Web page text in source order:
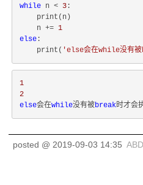
while n < 3 :
    print(n)
    n +=
1
else :
    print(
'else会在while没有被
1
2
else会在while没有被break时才会
posted @ 2019-09-03 14:35